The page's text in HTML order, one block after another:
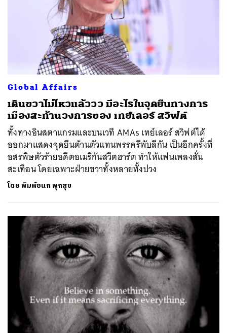
Global Affairs
เดินขวาไม่ไหวแล้ววว มีอะไรในจุดยืนทางการ
เมืองสะท้านวงการของ เทย์เลอร์ สวิฟต์
ทั้งทางอินสตาแกรมและบนเวที AMAs เทย์เลอร์ สวิฟต์ได้
ออกมาแสดงจุดยืนต้านตัวแทนพรรครีพับลีกัน เป็นอีกครั้งที่
อสรพิษตัวร้ายอดีตอเมริกันสวีตฮาร์ต ทำให้แฟนเพลงสั่น
สะเทือน โดยเฉพาะฝ่ายขวาทั้งหลายทั้งปวง
โดยพิมพ์ชนก พุกสุข
SHARE TWEET LINE EMAIL